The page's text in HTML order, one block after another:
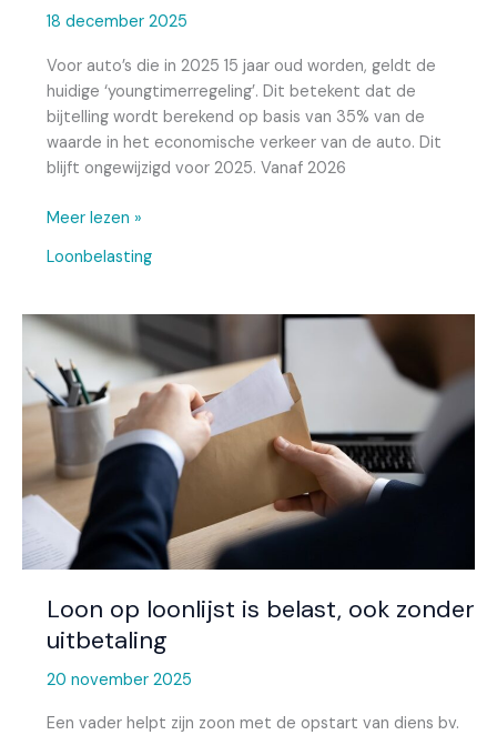
18 december 2025
Voor auto’s die in 2025 15 jaar oud worden, geldt de
huidige ‘youngtimerregeling’. Dit betekent dat de
bijtelling wordt berekend op basis van 35% van de
waarde in het economische verkeer van de auto. Dit
blijft ongewijzigd voor 2025. Vanaf 2026
Meer lezen »
Loonbelasting
Loon op loonlijst is belast, ook zonder
uitbetaling
20 november 2025
Een vader helpt zijn zoon met de opstart van diens bv.
Loon
loonlijst
is
belast,
ook
zonder
uitbetaling